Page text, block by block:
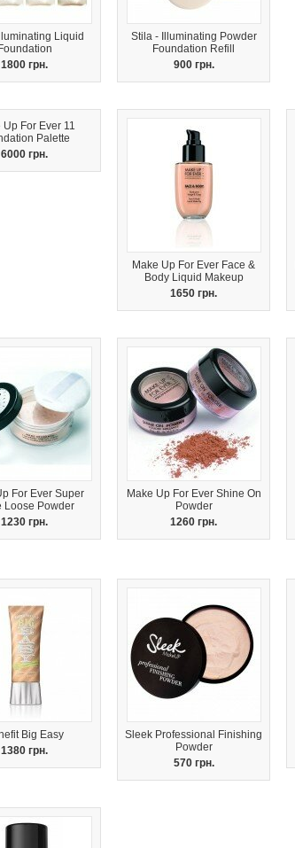
Liquid
1800 грн.
Stila - Illuminating Powder
Foundation Refill
900 грн.
For Ever 11
Palette
6000 грн.
Make Up For Ever Face &
Body Liquid Makeup
1650 грн.
For Ever Super
Loose Powder
1230 грн.
Make Up For Ever Shine On
Powder
1260 грн.
Big Easy
1380 грн.
Sleek Professional Finishing
Powder
570 грн.